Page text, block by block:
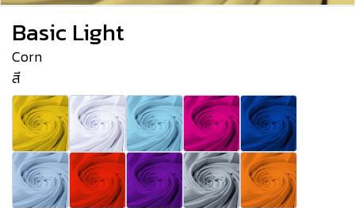
Basic Light
Corn
สี